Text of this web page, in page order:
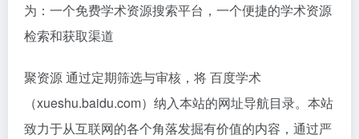
为：一个免费学术资源搜索平台，一个便捷的学术资源
检索和获取渠道
聚资源 通过定期筛选与审核，将 百度学术
（xueshu.baidu.com）纳入本站的网址导航目录。本站
致力于从互联网的各个角落发掘有价值的内容，通过严